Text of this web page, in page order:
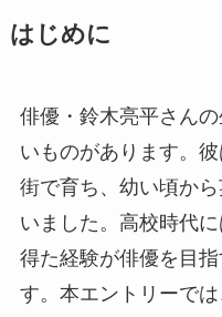
はじめに
俳優・鈴木亮平さん
いものがあります。
街で育ち、幼い頃か
いました。高校時代
得た経験が俳優を目
す。本エントリーで